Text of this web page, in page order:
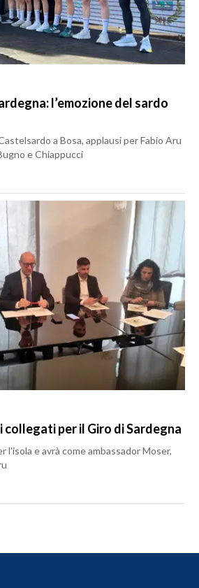
l’emozione del sardo
a Bosa, applausi per Fabio Aru
e Chiappucci
per il Giro di Sardegna
l'isola e avrà come ambassador Moser,